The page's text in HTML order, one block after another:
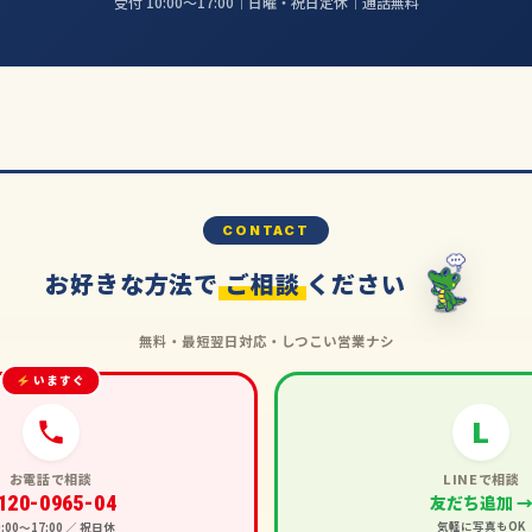
CONTACT
お好きな方法で ご相談 ください
無料・最短翌日対応・しつこい営業ナシ
いますぐ
お電話で相談
0965-04
〜17:00 ／ 祝日休
L
LINEで相談
友だち追加 →
気軽に写真もOK